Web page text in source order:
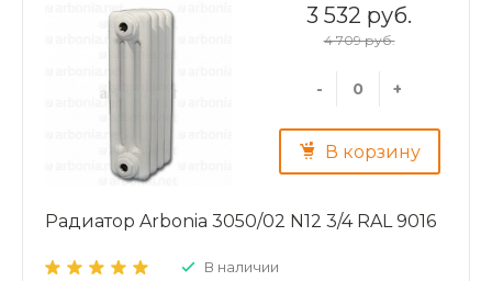
3 532 руб.
4 709 руб.
- +
В корзину
Радиатор Arbonia 3050/02 N12 3/4 RAL 9016
В наличии